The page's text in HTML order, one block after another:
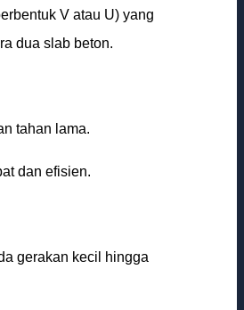
V atau U) yang
dua slab beton.
tahan lama.
dan efisien.
gerakan kecil hingga